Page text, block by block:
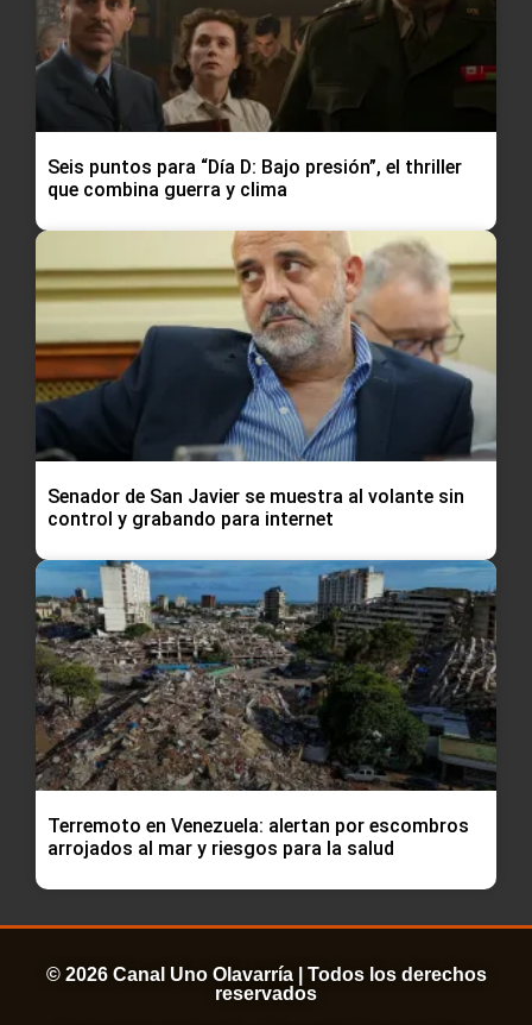
Seis puntos para “Día D: Bajo presión”, el thriller
que combina guerra y clima
Senador de San Javier se muestra al volante sin
control y grabando para internet
Terremoto en Venezuela: alertan por escombros
arrojados al mar y riesgos para la salud
© 2026 Canal Uno Olavarría | Todos los derechos
reservados